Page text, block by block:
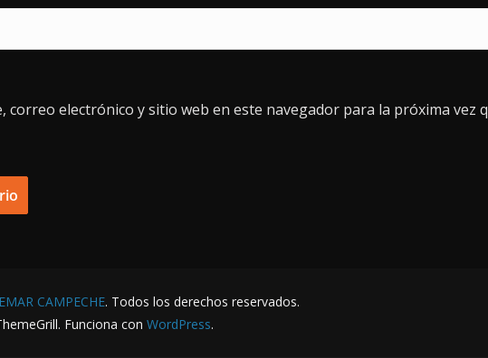
correo electrónico y sitio web en este navegador para la próxima vez
CAMPECHE. Todos los derechos reservados.
Funciona con WordPress.